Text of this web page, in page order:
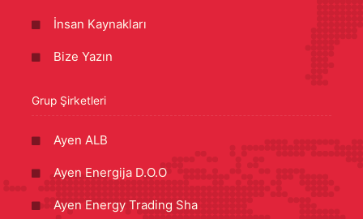
İnsan Kaynakları
Bize Yazın
Grup Şirketleri
Ayen ALB
Ayen Energija D.O.O
Ayen Energy Trading Sha